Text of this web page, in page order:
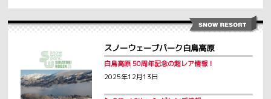
スノーウェーブパーク白鳥高原
白鳥高原 50周年記念の超レア情報！
2025年12月13日